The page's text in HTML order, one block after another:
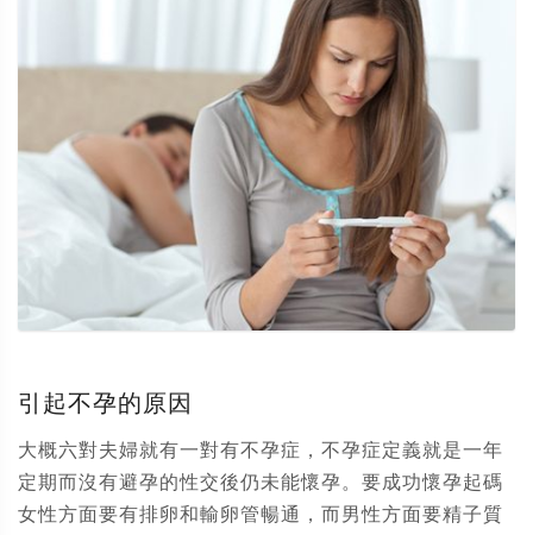
引起不孕的原因
大概六對夫婦就有一對有不孕症，不孕症定義就是一年
定期而沒有避孕的性交後仍未能懷孕。要成功懷孕起碼
女性方面要有排卵和輸卵管暢通，而男性方面要精子質